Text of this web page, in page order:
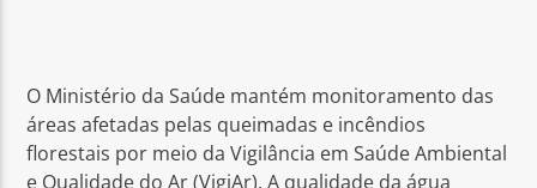
O Ministério da Saúde mantém monitoramento das
áreas afetadas pelas queimadas e incêndios
florestais por meio da Vigilância em Saúde Ambiental
e Qualidade do Ar (VigiAr). A qualidade da água